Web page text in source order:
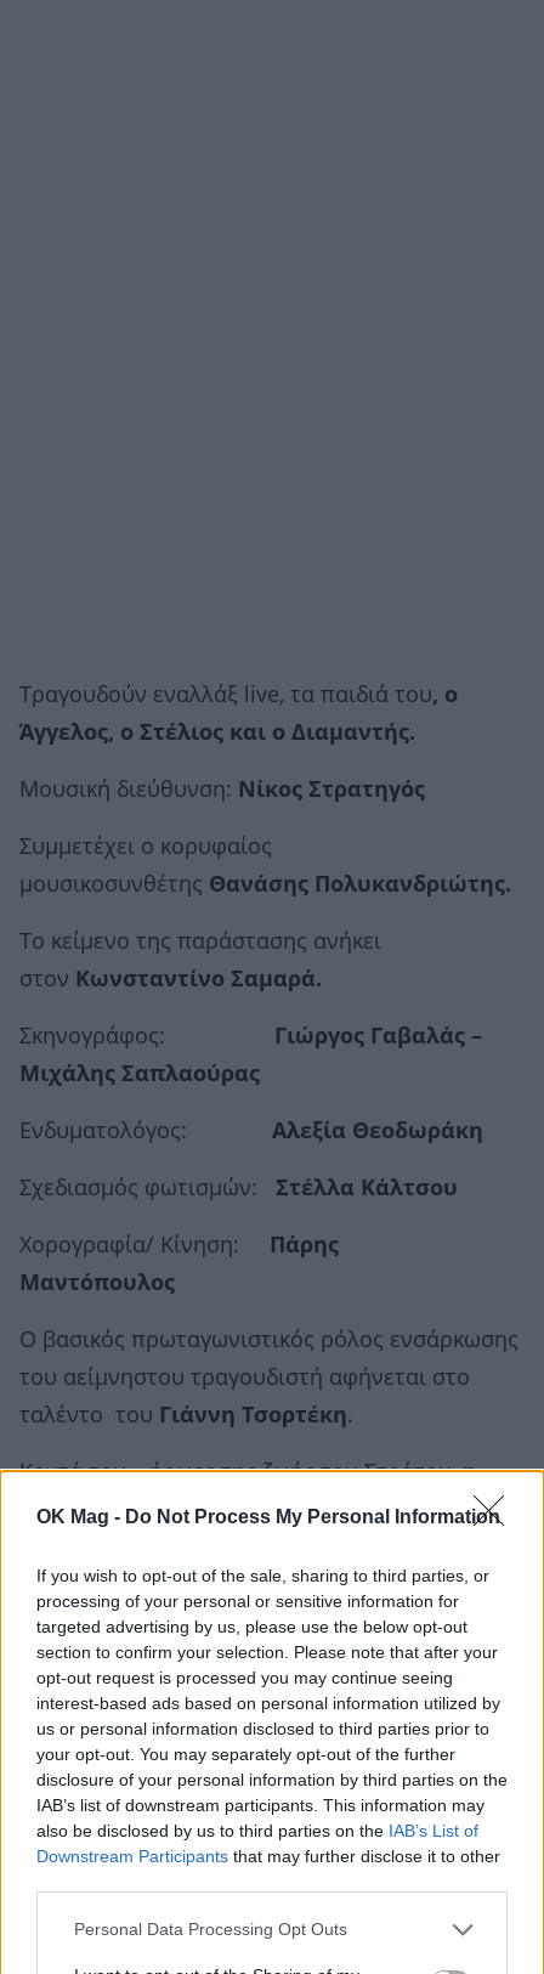
OK Mag - Do Not Process My Personal Information
If you wish to opt-out of the sale, sharing to third parties, or
processing of your personal or sensitive information for
targeted advertising by us, please use the below opt-out
section to confirm your selection. Please note that after your
opt-out request is processed you may continue seeing
interest-based ads based on personal information utilized by
us or personal information disclosed to third parties prior to
your opt-out. You may separately opt-out of the further
disclosure of your personal information by third parties on the
IAB’s list of downstream participants. This information may
also be disclosed by us to third parties on the IAB’s List of
Downstream Participants that may further disclose it to other
Personal Data Processing Opt Outs
Τραγουδούν εναλλάξ live, τα παιδιά του, ο
Άγγελος, ο Στέλιος και ο Διαμαντής.
Μουσική διεύθυνση: Νίκος Στρατηγός
Συμμετέχει ο κορυφαίος
μουσικοσυνθέτης Θανάσης Πολυκανδριώτης.
Το κείμενο της παράστασης ανήκει
στον Κωνσταντίνο Σαμαρά.
Σκηνογράφος: Γιώργος Γαβαλάς –
Μιχάλης Σαπλαούρας
Ενδυματολόγος: Αλεξία Θεοδωράκη
Σχεδιασμός φωτισμών: Στέλλα Κάλτσου
Χορογραφία/ Κίνηση: Πάρης
Μαντόπουλος
Ο βασικός πρωταγωνιστικός ρόλος ενσάρκωσης
του αείμνηστου τραγουδιστή αφήνεται στο
ταλέντο του Γιάννη Τσορτέκη.
Κοντά του – ήρωες της ζωής του Στράτου,η
Μαρία Κεχαγιόγλου, ο Γιάννης Νταλιάνης, η
Κλούβα και ο Δημήτρης Μαχαίρας.
Συμμετέχουν οι ηθοποιοί:Μαρίνος Ταρνανάς,
Δήμητρα Σταύρου, Δημήτρης Γαλανάκης,
Ευγενία Κάρνου, Ρωξάνη Καρφή, Λεωνίδας
Μπακάλης, Γιώργος Δημόπουλος, Στάθης
Γεωργαντζής, Αλίκη Γεωργίου
Ζωντανή ορχήστρα επί σκηνής.
ΣΧΕΤΙΚΑ ΑΡΘΡΑ